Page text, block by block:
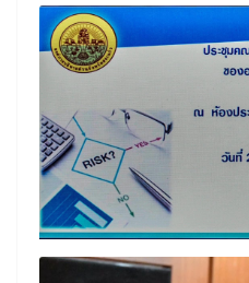
Search
for: